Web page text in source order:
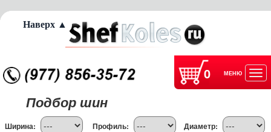
0 МЕНЮ
Подбор шин
Ширина: Профиль: Диаметр:
Наверх ▲